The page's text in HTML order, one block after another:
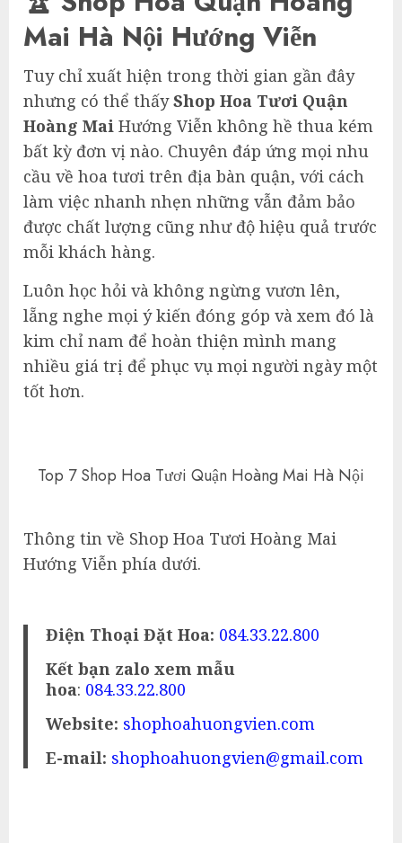
Mai Hà Nội Hướng Viễn
Tuy chỉ xuất hiện trong thời gian gần đây
nhưng có thể thấyShop Hoa Tươi Quận
Hoàng Mai Hướng Viễn không hề thua kém
bất kỳ đơn vị nào. Chuyên đáp ứng mọi nhu
cầu về hoa tươi trên địa bàn quận, với cách
làm việc nhanh nhẹn những vẫn đảm bảo
được chất lượng cũng như độ hiệu quả trước
mỗi khách hàng.
Luôn học hỏi và không ngừng vươn lên,
lẵng nghe mọi ý kiến đóng góp và xem đó là
kim chỉ nam để hoàn thiện mình mang
nhiều giá trị để phục vụ mọi người ngày một
tốt hơn.
Top 7 Shop Hoa Tươi Quận Hoàng Mai Hà Nội
Thông tin về Shop Hoa Tươi Hoàng Mai
Hướng Viễn phía dưới.
Điện Thoại Đặt Hoa: 084.33.22.800
Kết bạn zalo xem mẫu
hoa: 084.33.22.800
Website: shophoahuongvien.com
E-mail: shophoahuongvien@gmail.com